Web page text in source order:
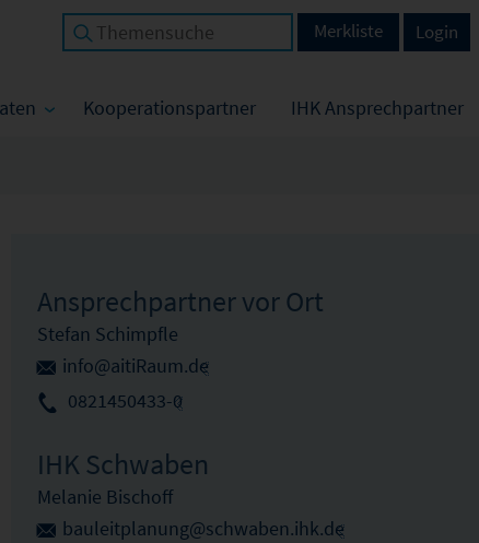
Kooperationspartner IHK Ansprechpartner
Login
Merkliste
Ansprechpartner vor Ort
Stefan Schimpfle
info@aitiRaum.de
0821450433-0
IHK Schwaben
Melanie Bischoff
bauleitplanung@schwaben.ihk.de